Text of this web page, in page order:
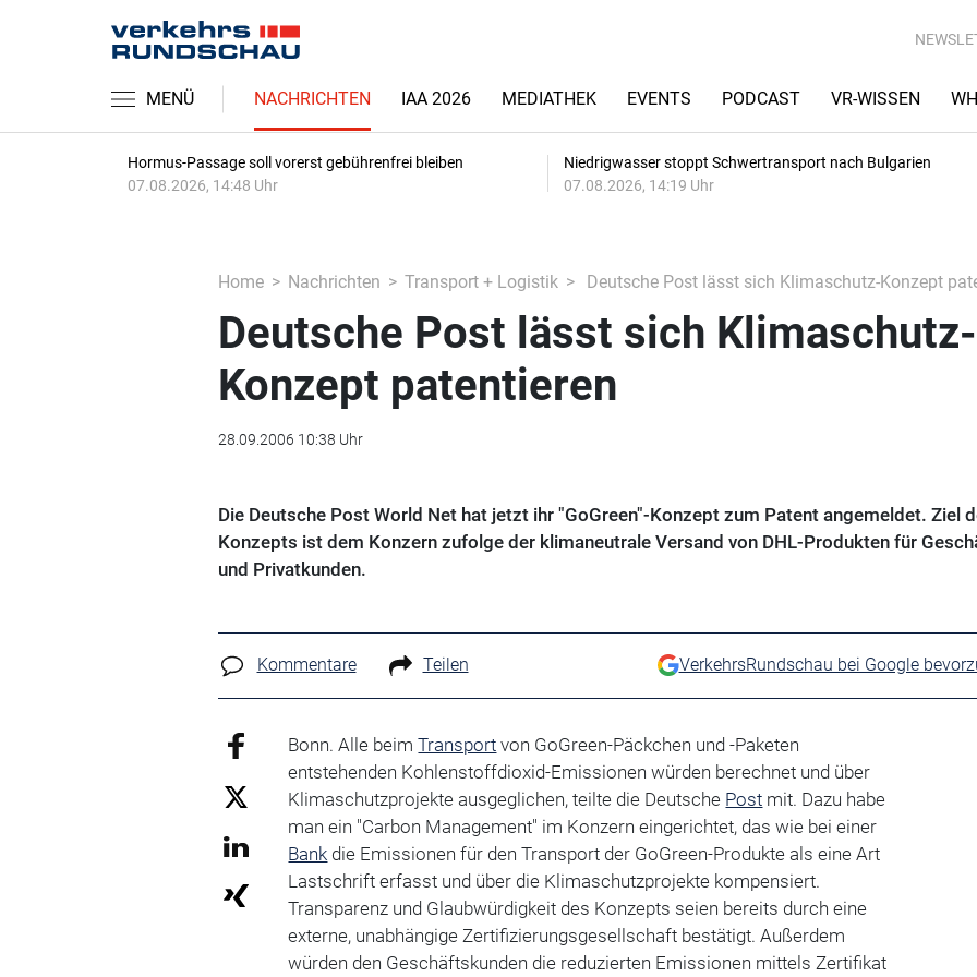
MENÜ NACHRICHTEN IAA 2026 MEDIATHEK EVENTS PODCAST VR-WISSEN
Hormus-Passage soll vorerst gebührenfrei bleiben
07.08.2026, 14:48 Uhr
Niedrigwasser stoppt Schwertransport nach Bulgarien
07.08.2026, 14:19 Uhr
Home Nachrichten Transport + Logistik Deutsche Post lässt sich Klimaschutz-Konzept
Deutsche Post lässt sich Klimaschutz-
Konzept patentieren
28.09.2006 10:38 Uhr
Die Deutsche Post World Net hat jetzt ihr "GoGreen"-Konzept zum Patent angemeldet. Ziel
Konzepts ist dem Konzern zufolge der klimaneutrale Versand von DHL-Produkten für
und Privatkunden.
Kommentare Teilen VerkehrsRundschau bei Google
Bonn. Alle beimTransport von GoGreen-Päckchen und -Paketen
entstehenden Kohlenstoffdioxid-Emissionen würden berechnet und über
Klimaschutzprojekte ausgeglichen, teilte die Deutsche Post mit. Dazu habe
man ein "Carbon Management" im Konzern eingerichtet, das wie bei einer
Bank die Emissionen für den Transport der GoGreen-Produkte als eine Art
Lastschrift erfasst und über die Klimaschutzprojekte kompensiert.
Transparenz und Glaubwürdigkeit des Konzepts seien bereits durch eine
externe, unabhängige Zertifizierungsgesellschaft bestätigt. Außerdem
würden den Geschäftskunden die reduzierten Emissionen mittels Zertifikat